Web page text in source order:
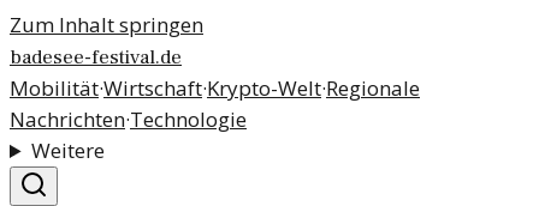
Zum Inhalt springen
badesee-festival.de
Mobilität·Wirtschaft·Krypto-Welt·Regionale
Nachrichten·Technologie
Weitere